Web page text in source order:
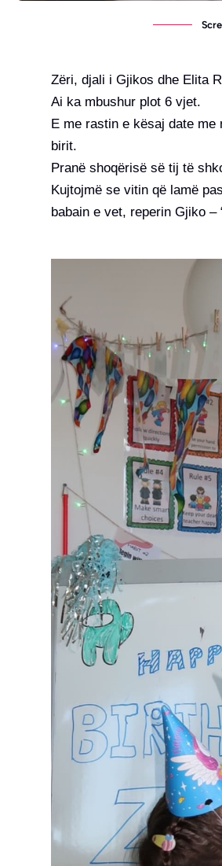
Zëri, djali i Gjikos dhe Elita
Ai ka mbushur plot 6 vjet.
E me rastin e kësaj date me
birit.
Pranë shoqërisë së tij të
Kujtojmë se vitin që lamë
babain e vet, reperin Gjiko –